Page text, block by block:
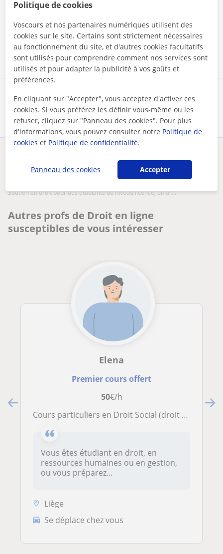
Partagez ce professeur
En cliquant sur l'un des deux boutons, vous acceptez nos
Contacter maintenant
Des problèmes avec ce profil ?Signalez-le
soutien en droit pour des étudiants de niveau licence, en dr...
Autres profs de Droit en ligne
susceptibles de vous intéresser
Elena
Premier cours offert
50€/h
Cours particuliers en Droit Social (droit du travail et sécurité sociale)
Vous êtes étudiant en droit, en
ressources humaines ou en gestion,
ou vous préparez...
Liège
Se déplace chez vous
Politique de cookies
Voscours et nos partenaires numériques utilisent des
cookies sur le site. Certains sont strictement nécessaires
au fonctionnement du site, et d'autres cookies facultatifs
sont utilisés pour comprendre comment nos services sont
utilisés et pour adapter la publicité à vos goûts et
préférences.
En cliquant sur "Accepter", vous acceptez d'activer ces
cookies. Si vous préférez les définir vous-même ou les
refuser, cliquez sur "Panneau des cookies". Pour plus
d'informations, vous pouvez consulter notre Politique de
cookies et Politique de confidentialité.
Panneau des cookies Accepter